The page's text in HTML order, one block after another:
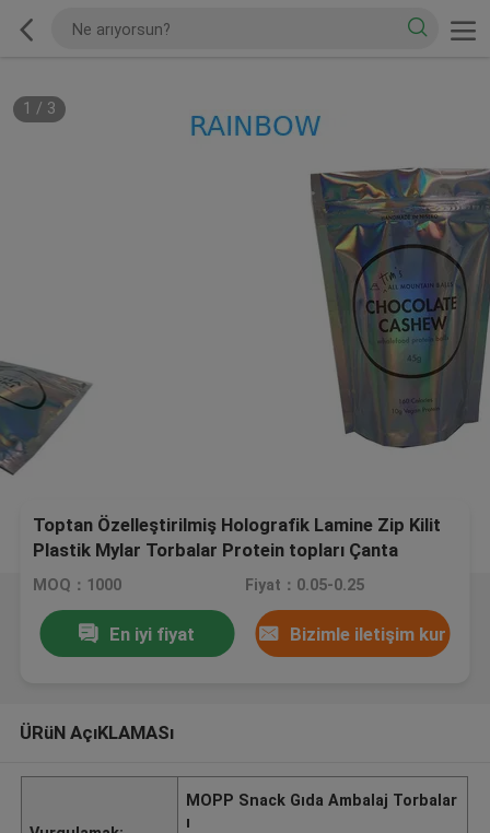
1 / 3
Toptan Özelleştirilmiş Holografik Lamine Zip Kilit
Plastik Mylar Torbalar Protein topları Çanta
MOQ：1000 Fiyat：0.05-0.25
En iyi fiyat Bizimle iletişim kur
ÜRüN AçıKLAMASı
MOPP Snack Gıda Ambalaj Torbalar
ı